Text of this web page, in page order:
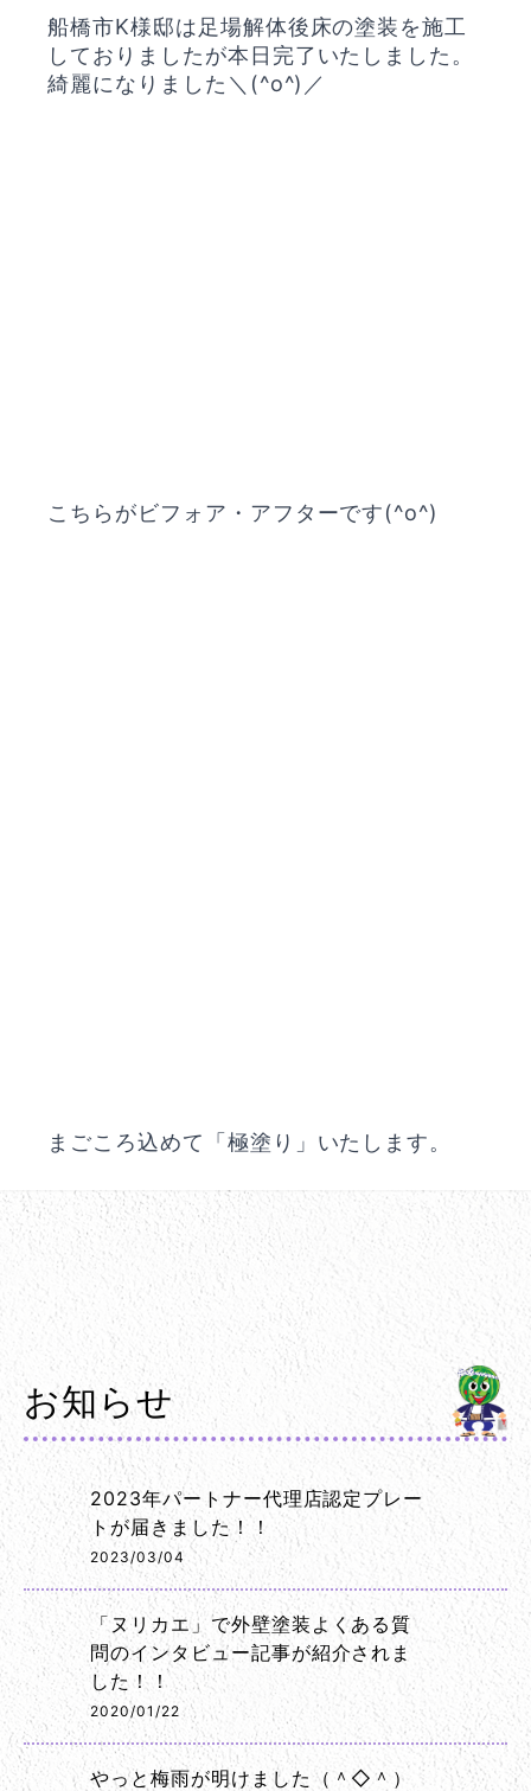
船橋市K様邸は足場解体後床の塗装を施工
しておりましたが本日完了いたしました。
綺麗になりました＼(^o^)／
こちらがビフォア・アフターです(^o^)
まごころ込めて「極塗り」いたします。
お知らせ
2023年パートナー代理店認定プレー
トが届きました！！
2023/03/04
「ヌリカエ」で外壁塗装よくある質
問のインタビュー記事が紹介されま
した！！
2020/01/22
やっと梅雨が明けました（＾◇＾）